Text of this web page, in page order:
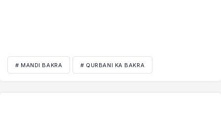
# MANDI BAKRA # QURBANI KA BAKRA